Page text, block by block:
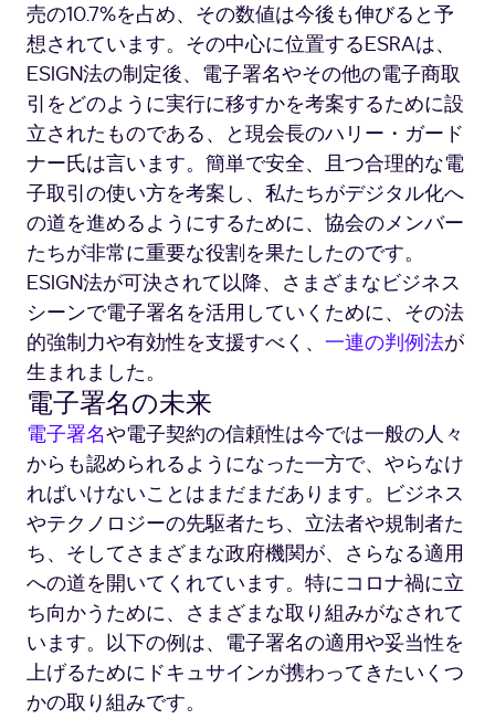
売の10.7%を占め、その数値は今後も伸びると予
想されています。その中心に位置するESRAは、
ESIGN法の制定後、電子署名やその他の電子商取
引をどのように実行に移すかを考案するために設
立されたものである、と現会長のハリー・ガード
ナー氏は言います。簡単で安全、且つ合理的な電
子取引の使い方を考案し、私たちがデジタル化へ
の道を進めるようにするために、協会のメンバー
たちが非常に重要な役割を果たしたのです。
ESIGN法が可決されて以降、さまざまなビジネス
シーンで電子署名を活用していくために、その法
的強制力や有効性を支援すべく、 一連の判例法が
生まれました。
電子署名の未来
電子署名や電子契約の信頼性は今では一般の人々
からも認められるようになった一方で、やらなけ
ればいけないことはまだまだあります。ビジネス
やテクノロジーの先駆者たち、立法者や規制者た
ち、そしてさまざまな政府機関が、さらなる適用
への道を開いてくれています。特にコロナ禍に立
ち向かうために、さまざまな取り組みがなされて
います。以下の例は、電子署名の適用や妥当性を
上げるためにドキュサインが携わってきたいくつ
かの取り組みです。